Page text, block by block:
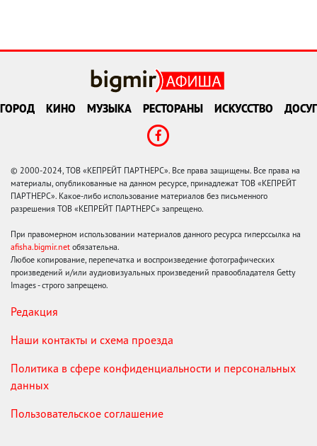
ГОРОД КИНО МУЗЫКА РЕСТОРАНЫ ИСКУССТВО ДОСУГ
© 2000-2024, ТОВ «КЕПРЕЙТ ПАРТНЕРС». Все права защищены. Все права на
материалы, опубликованные на данном ресурсе, принадлежат ТОВ «КЕПРЕЙТ
ПАРТНЕРС». Какое-либо использование материалов без письменного
разрешения ТОВ «КЕПРЕЙТ ПАРТНЕРС» запрещено.
При правомерном использовании материалов данного ресурса гиперссылка на
afisha.bigmir.net обязательна.
Любое копирование, перепечатка и воспроизведение фотографических
произведений и/или аудиовизуальных произведений правообладателя Getty
Images - строго запрещено.
Редакция
Наши контакты и схема проезда
Политика в сфере конфиденциальности и персональных
данных
Пользовательское соглашение